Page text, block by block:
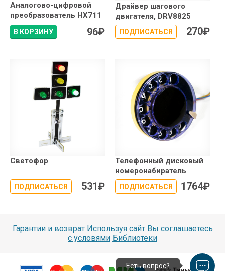
Аналогово-цифровой
преобразователь HX711
В КОРЗИНУ 96₽
Драйвер шагового
двигателя, DRV8825
ПОДПИСАТЬСЯ 270₽
Светофор
ПОДПИСАТЬСЯ 531₽
Телефонный дисковый
номеронабиратель
ПОДПИСАТЬСЯ 1764₽
Гарантии и возврат Используя сайт Вы соглашаетесь
с условями Библиотеки
Есть вопрос?